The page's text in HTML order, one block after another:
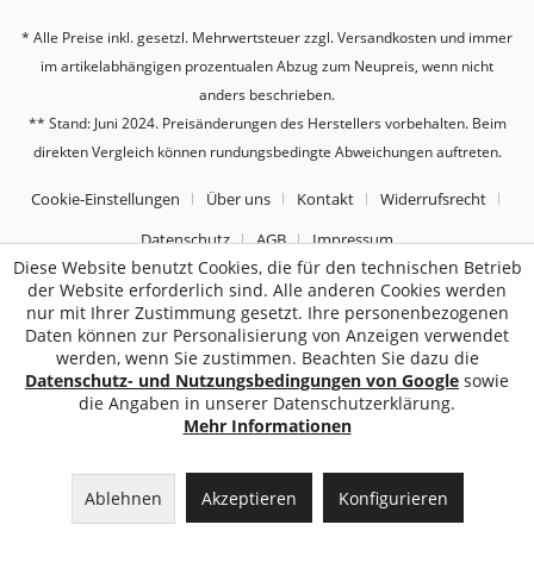
* Alle Preise inkl. gesetzl. Mehrwertsteuer zzgl.Versandkosten und immer
im artikelabhängigen prozentualen Abzug zum Neupreis, wenn nicht
anders beschrieben.
** Stand: Juni 2024. Preisänderungen des Herstellers vorbehalten. Beim
direkten Vergleich können rundungsbedingte Abweichungen auftreten.
Cookie-Einstellungen Über uns Kontakt
Widerrufsrecht
Datenschutz
AGB Impressum
Sebworld
2187 Bewertungen auf ProvenExpert.com
Diese Website benutzt Cookies, die für den technischen Betrieb
der Website erforderlich sind. Alle anderen Cookies werden
nur mit Ihrer Zustimmung gesetzt. Ihre personenbezogenen
Daten können zur Personalisierung von Anzeigen verwendet
werden, wenn Sie zustimmen. Beachten Sie dazu die
Datenschutz- und Nutzungsbedingungen von Google sowie
die Angaben in unserer Datenschutzerklärung.
Mehr Informationen
Ablehnen Akzeptieren Konfigurieren